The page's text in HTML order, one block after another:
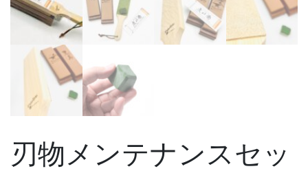
刃物メンテナンスセッ